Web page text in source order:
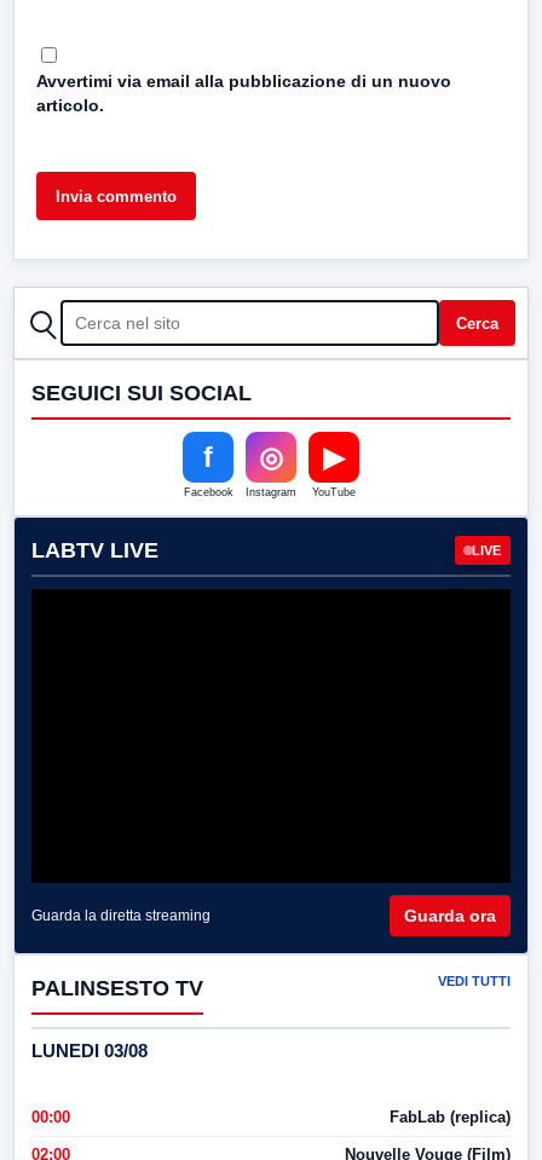
Avvertimi via email alla pubblicazione di un nuovo
articolo.
CERCA Cerca
SEGUICI SUI SOCIAL
f
Facebook
◎
Instagram
▶
YouTube
LABTV LIVE LIVE
Guarda la diretta streaming Guarda ora
PALINSESTO TV VEDI TUTTI
LUNEDI 03/08
00:00 FabLab (replica)
02:00 Nouvelle Vouge (Film)